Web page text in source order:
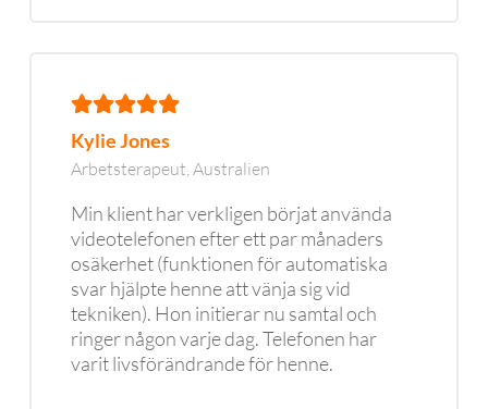
Kylie Jones
Arbetsterapeut, Australien
Min klient har verkligen börjat använda
videotelefonen efter ett par månaders
osäkerhet (funktionen för automatiska
svar hjälpte henne att vänja sig vid
tekniken). Hon initierar nu samtal och
ringer någon varje dag. Telefonen har
varit livsförändrande för henne.